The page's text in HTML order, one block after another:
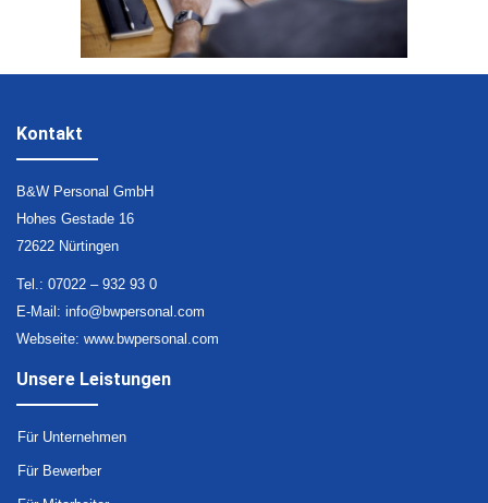
Kontakt
B&W Personal GmbH
Hohes Gestade 16
72622 Nürtingen
Tel.: 07022 – 932 93 0
E-Mail: info@bwpersonal.com
Webseite: www.bwpersonal.com
Unsere Leistungen
Für Unternehmen
Für Bewerber